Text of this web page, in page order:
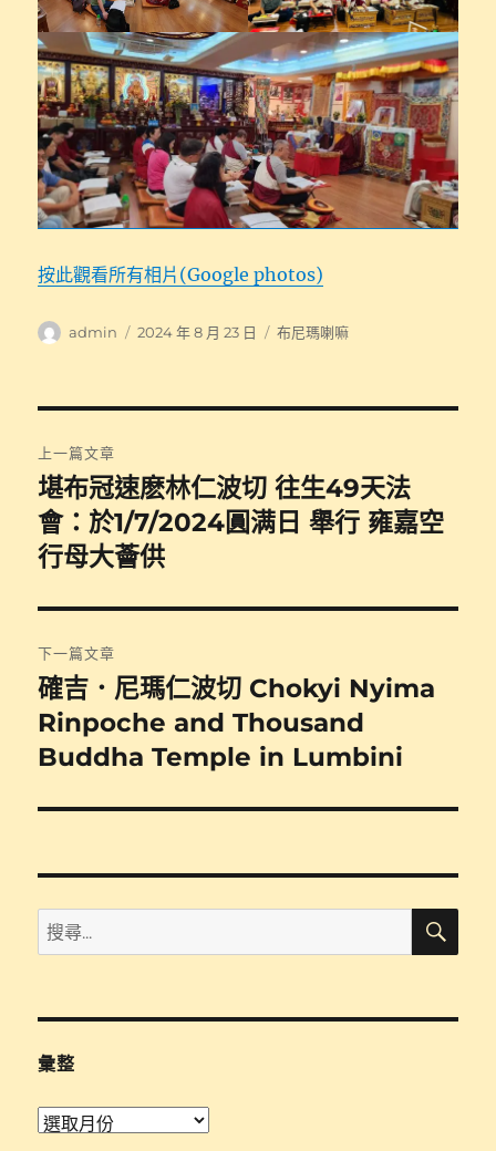
按此觀看所有相片(Google photos)
作
admin
發
2024 年 8 月 23 日
分
布尼瑪喇嘛
章
導
覽
上一篇文章
上
一
篇
章:
堪布冠速麽林仁波切 往生49天法
會：於1/7/2024圓满日 舉行 雍嘉空
行母大薈供
下一篇文章
下
一
篇
章:
確吉．尼瑪仁波切 Chokyi Nyima
Rinpoche and Thousand
Buddha Temple in Lumbini
搜
尋
鍵
搜
彙整
彙